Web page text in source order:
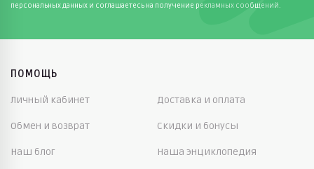
персональных данных и соглашаетесь на получение рекламных сообщений.
ПОМОЩЬ
Личный кабинет Доставка и оплата
Обмен и возврат Скидки и бонусы
Наш блог Наша энциклопедия